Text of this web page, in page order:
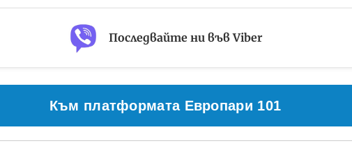
Последвайте ни във Viber
Към платформата Европари 101